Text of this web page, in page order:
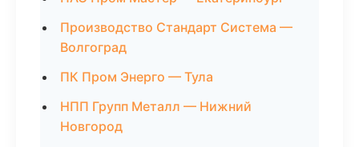
Производство Стандарт Система —
Волгоград
ПК Пром Энерго — Тула
НПП Групп Металл — Нижний
Новгород